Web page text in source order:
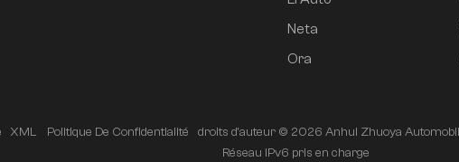
Neta
Ora
XML Politique De Confidentialité
droits d'auteur © 2026 Anhui Zhuoya
Réseau IPv6 pris en charge